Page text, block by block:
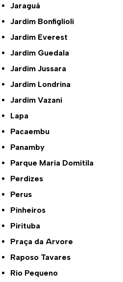
Jaraguá
Jardim Bonfiglioli
Jardim Everest
Jardim Guedala
Jardim Jussara
Jardim Londrina
Jardim Vazani
Lapa
Pacaembu
Panamby
Parque Maria Domitila
Perdizes
Perus
Pinheiros
Pirituba
Praça da Arvore
Raposo Tavares
Rio Pequeno